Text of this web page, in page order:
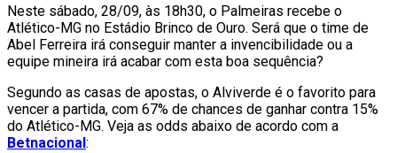
Neste sábado, 28/09, às 18h30, o Palmeiras recebe o
Atlético-MG no Estádio Brinco de Ouro. Será que o time de
Abel Ferreira irá conseguir manter a invencibilidade ou a
equipe mineira irá acabar com esta boa sequência?
Segundo as casas de apostas, o Alviverde é o favorito para
vencer a partida, com 67% de chances de ganhar contra 15%
do Atlético-MG. Veja as odds abaixo de acordo com a
Betnacional :